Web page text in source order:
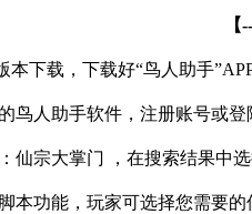
【
本下载，下载好“鸟人助手
人助手软件，注册账号或登
宗大掌门 ，在搜索结果中
本功能，玩家可选择您需要